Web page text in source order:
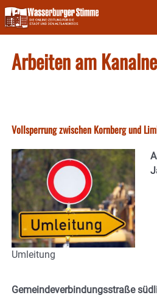
Skip
to
content
Arbeiten am
Vollsperrung zwischen Kornberg und
Umleitung
Gemeindeverbindungsstraße